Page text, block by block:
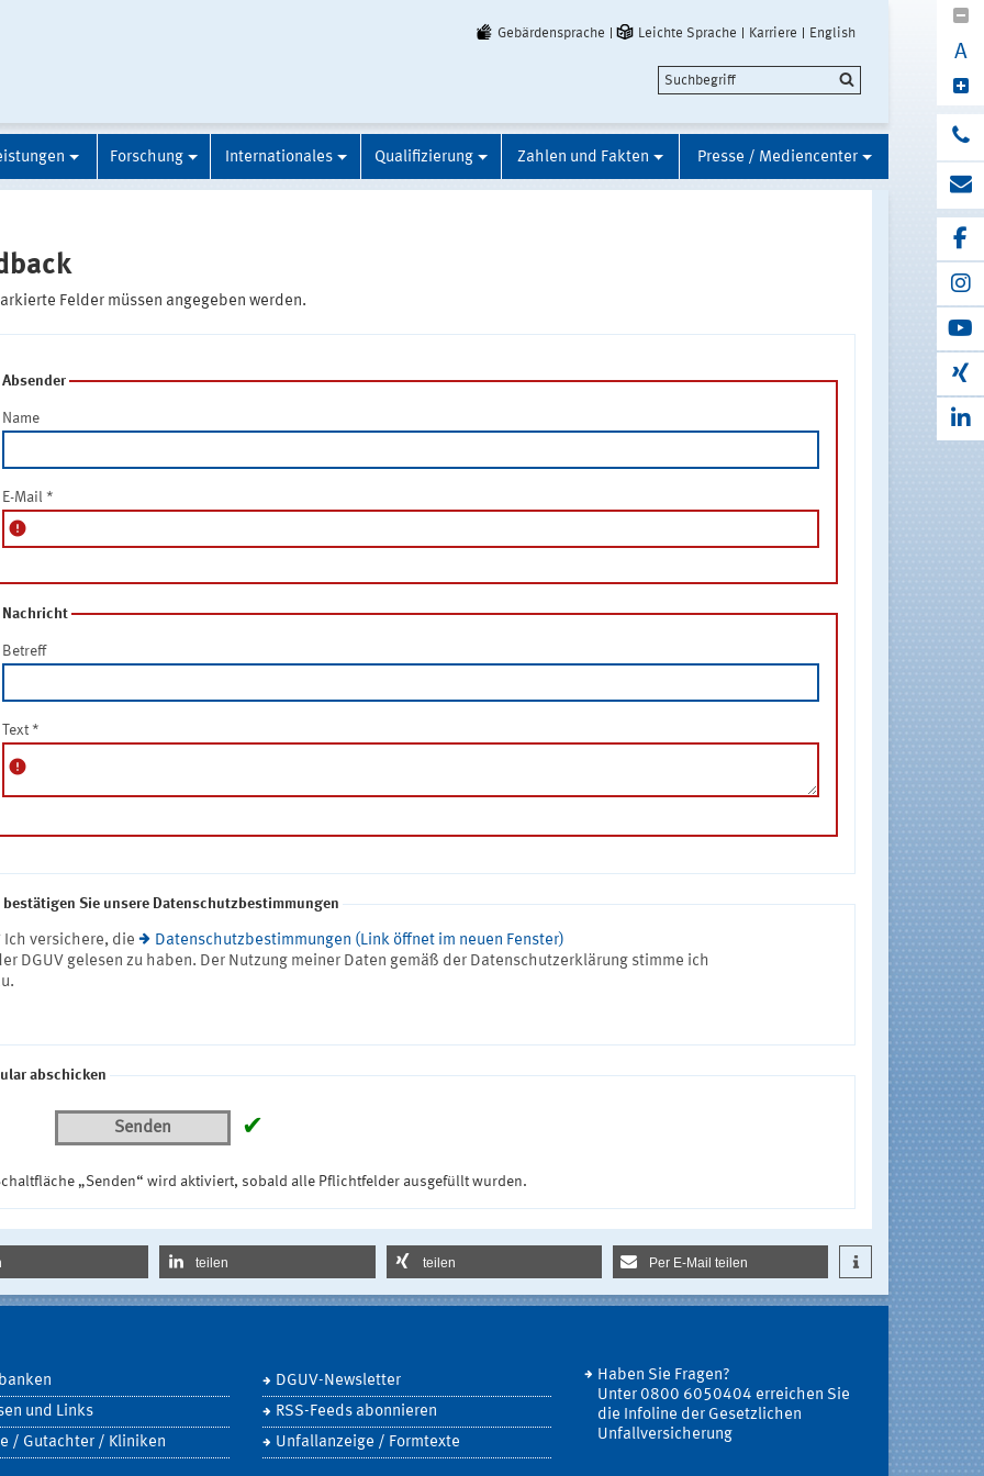
Gebärdensprache Leichte Sprache Karriere English
A
Forschung Internationales Qualifizierung Zahlen und Fakten Presse / Mediencenter
Felder müssen angegeben werden.
Absender
Name
E-Mail *
error
Nachricht
Betreff
Text *
error
Sie unsere Datenschutzbestimmungen
Ich versichere, die
Datenschutzbestimmungen (Link öffnet im neuen Fenster)
DGUV gelesen zu haben. Der Nutzung meiner Daten gemäß der Datenschutzerklärung stimme ich
abschicken
Senden ✔
„Senden“ wird aktiviert, sobald alle Pflichtfelder ausgefüllt wurden.
teilen teilen Per E-Mail teilen
und Links
/ Gutachter / Kliniken
DGUV-Newsletter
RSS-Feeds abonnieren
Unfallanzeige / Formtexte
Haben Sie Fragen?
Unter 0800 6050404 erreichen Sie
die Infoline der Gesetzlichen
Unfallversicherung